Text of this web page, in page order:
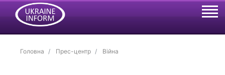
Головна Прес-центр Війна